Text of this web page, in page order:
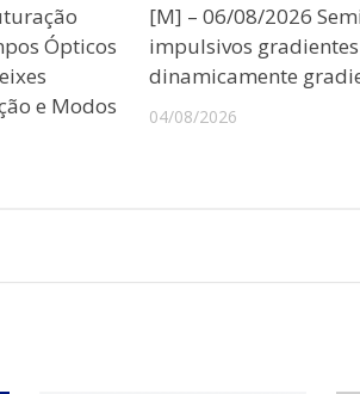
Ópticos
e Modos
[M] – 06/08/2026
impulsivos
dinamicamente
04/08/2026